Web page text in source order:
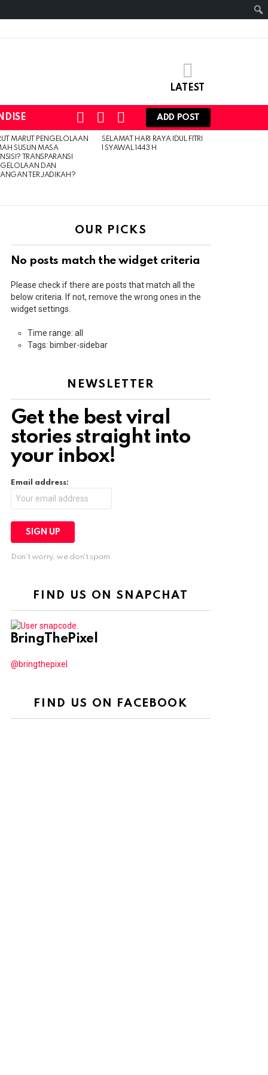
LATEST
SWITCHSEARCHLOGIN
ADD POST
MARUT PENGELOLAAN
SUSUN MASA
TRANSPARANSI
DAN
TERJADIKAH?
SELAMAT HARI RAYA IDUL FITRI
1 SYAWAL 1443 H
OUR PICKS
No posts match the widget criteria
Please check if there are posts that match all the
below criteria. If not, remove the wrong ones in the
widget settings.
Time range: all
Tags: bimber-sidebar
NEWSLETTER
Get the best viral
stories straight into
your inbox!
Email address:
Don't worry, we don't spam
FIND US ON SNAPCHAT
BringThePixel
@bringthepixel
FIND US ON FACEBOOK